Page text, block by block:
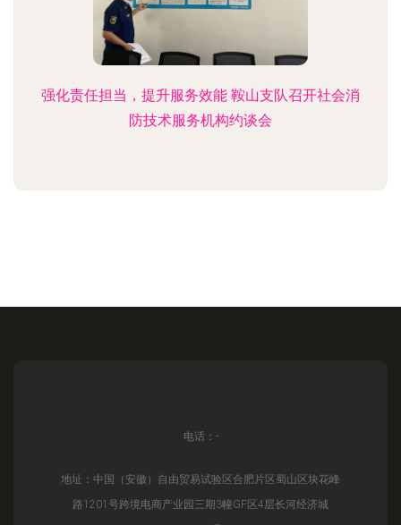
强化责任担当，提升服务效能 鞍山支队召开社会消
防技术服务机构约谈会
电话：-
地址：中国（安徽）自由贸易试验区合肥片区蜀山区块花峰
路1201号跨境电商产业园三期3幢GF区4层长河经济城